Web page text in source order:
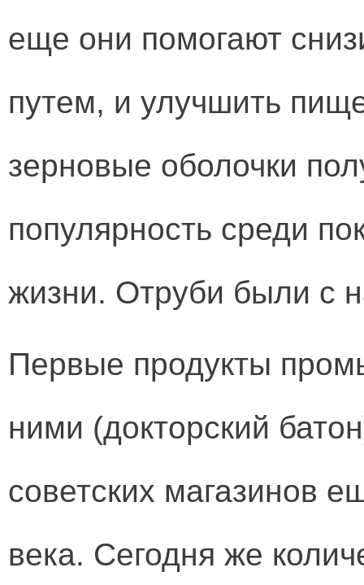
еще они помогают
путем, и улучшить
зерновые оболочки
популярность среди
жизни. Отруби были с
Первые продукты
ними (докторский
советских магазинов
века. Сегодня же